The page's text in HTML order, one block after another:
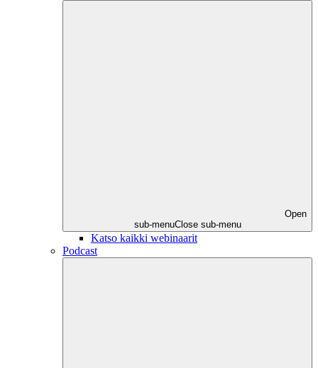
Open
sub-menuClose sub-menu
Katso kaikki webinaarit
Podcast